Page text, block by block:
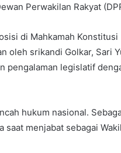
Perwakilan Rakyat
di Mahkamah
oleh srikandi Golkar, Sari
legislatif
hukum nasional.
menjabat sebagai